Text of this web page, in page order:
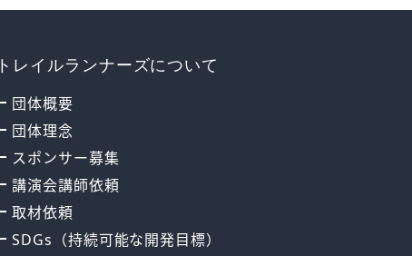
トレイルランナーズについて
団体概要
団体理念
スポンサー募集
講演会講師依頼
取材依頼
SDGs（持続可能な開発目標）